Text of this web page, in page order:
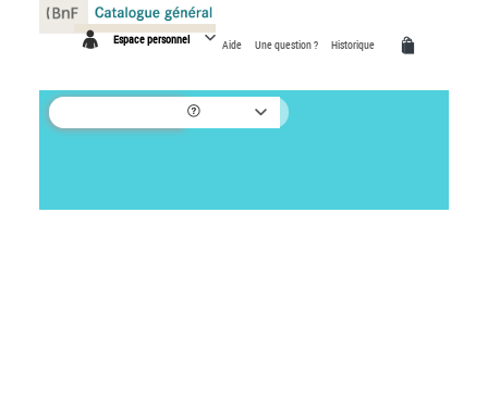
Espace personnel Aide Une question ? Historique
Panneau de gestion des cookies